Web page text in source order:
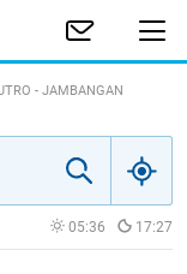
- JAMBANGAN
05:36 17:27